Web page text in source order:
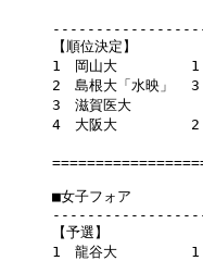
【順位決定】
1　岡山大		1	７’２５”４１
2　島根大「水映」	3	７’２８”９５
3　滋賀医大		4	７’３６”２５
4　大阪大		2	７’２７”４５
■女子フォア
【予選】
1　龍谷大		1	７’４８”９８